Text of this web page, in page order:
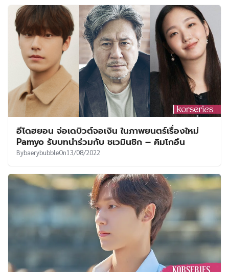
อีโดฮยอน จ่อเดบิวต์จอเงิน ในภาพยนตร์เรื่องใหม่
Pamyo รับบทนำร่วมกับ ชเวมินชิก – คิมโกอึน
BybaerybubbleOn13/08/2022